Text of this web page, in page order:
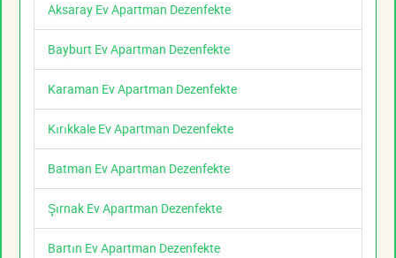
Aksaray Ev Apartman Dezenfekte
Bayburt Ev Apartman Dezenfekte
Karaman Ev Apartman Dezenfekte
Kırıkkale Ev Apartman Dezenfekte
Batman Ev Apartman Dezenfekte
Şırnak Ev Apartman Dezenfekte
Bartın Ev Apartman Dezenfekte